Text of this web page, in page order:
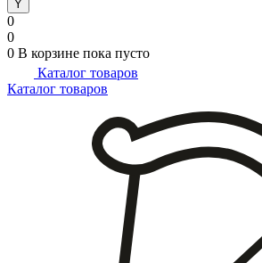
0
0
0 В корзине пока пусто
Каталог товаров
Каталог товаров